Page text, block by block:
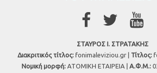
ΣΤΑΥΡΟΣ Ι. ΣΤΡΑΤΑΚΗΣ
Διακριτικός τίτλος:fonimaleviziou.gr | Τίτλος:
Νομική μορφή: ΑΤΟΜΙΚΗ ΕΤΑΙΡΕΙΑ | Α.Φ.Μ.: